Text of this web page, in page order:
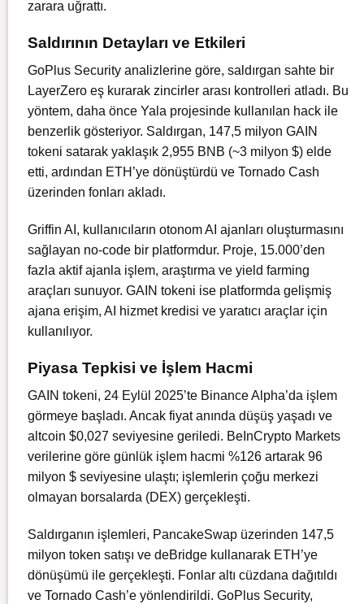
zarara uğrattı.
Saldırının Detayları ve Etkileri
GoPlus Security analizlerine göre, saldırgan sahte bir
LayerZero eş kurarak zincirler arası kontrolleri atladı. Bu
yöntem, daha önce Yala projesinde kullanılan hack ile
benzerlik gösteriyor. Saldırgan, 147,5 milyon GAIN
tokeni satarak yaklaşık 2,955 BNB (~3 milyon $) elde
etti, ardından ETH’ye dönüştürdü ve Tornado Cash
üzerinden fonları akladı.
Griffin AI, kullanıcıların otonom AI ajanları oluşturmasını
sağlayan no-code bir platformdur. Proje, 15.000’den
fazla aktif ajanla işlem, araştırma ve yield farming
araçları sunuyor. GAIN tokeni ise platformda gelişmiş
ajana erişim, AI hizmet kredisi ve yaratıcı araçlar için
kullanılıyor.
Piyasa Tepkisi ve İşlem Hacmi
GAIN tokeni, 24 Eylül 2025’te Binance Alpha’da işlem
görmeye başladı. Ancak fiyat anında düşüş yaşadı ve
altcoin $0,027 seviyesine geriledi. BeInCrypto Markets
verilerine göre günlük işlem hacmi %126 artarak 96
milyon $ seviyesine ulaştı; işlemlerin çoğu merkezi
olmayan borsalarda (DEX) gerçekleşti.
Saldırganın işlemleri, PancakeSwap üzerinden 147,5
milyon token satışı ve deBridge kullanarak ETH’ye
dönüşümü ile gerçekleşti. Fonlar altı cüzdana dağıtıldı
ve Tornado Cash’e yönlendirildi. GoPlus Security,